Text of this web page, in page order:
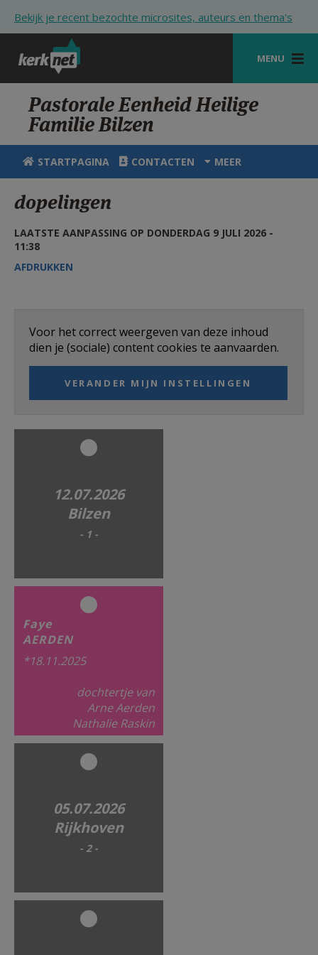
Bekijk je recent bezochte microsites, auteurs en thema's
MENU
STARTPAGINA
KERK
VIERINGEN
ZOEKEN
HULP
STARTPAGINA PORTAAL
AANMELDEN OF REGISTREREN
Pastorale Eenheid Heilige
Familie Bilzen
STARTPAGINA CONTACTEN MEER
dopelingen
LAATSTE AANPASSING OP DONDERDAG 9 JULI 2026 -
11:38
AFDRUKKEN
Voor het correct weergeven van deze inhoud
dien je (sociale) content cookies te aanvaarden.
VERANDER MIJN INSTELLINGEN
12.07.2026
Bilzen
- 1 -
Faye
AERDEN
*18.11.2025
dochtertje van
Arne Aerden
Nathalie Raskin
05.07.2026
Rijkhoven
- 2 -